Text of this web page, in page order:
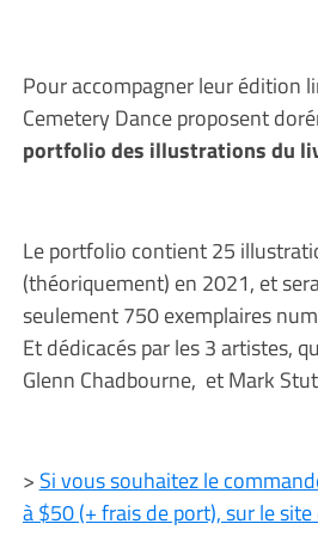
Pour accompagner leur édition
Cemetery Dance proposent
portfolio des illustrations du
Le portfolio contient 25
(théoriquement) en 2021, et
seulement 750 exemplaires
Et dédicacés par les 3 artistes,
Glenn Chadbourne, et Mark
> Si vous souhaitez le
à $50 (+ frais de port), sur le